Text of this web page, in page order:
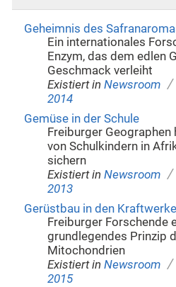
Geheimnis des
Ein internationales
Enzym, das dem edlen
Geschmack verleiht
Existiert in Newsroom /
2014
Gemüse in der Schule
Freiburger Geographen
von Schulkindern in
sichern
Existiert in Newsroom /
2013
Gerüstbau in den
Freiburger Forschende
grundlegendes Prinzip
Mitochondrien
Existiert in Newsroom /
2015